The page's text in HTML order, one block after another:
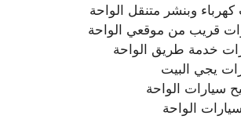
وبنشر متنقل الواحة